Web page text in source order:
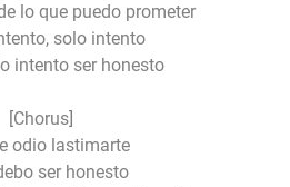
lo que puedo prometer
solo intento
intento ser honesto
[Chorus]
odio lastimarte
ser honesto